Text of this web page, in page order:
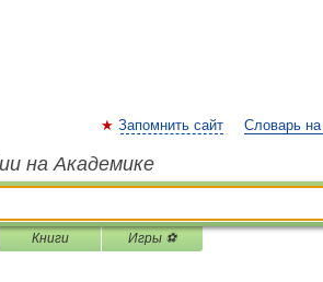
Запомнить сайт Словарь на
на Академике
Книги Игры ⚽